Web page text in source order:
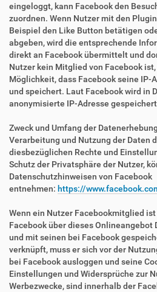
eingeloggt, kann Facebook den
zuordnen. Wenn Nutzer mit den
Beispiel den Like Button betätigen
abgeben, wird die entsprechende
direkt an Facebook übermittelt und
Nutzer kein Mitglied von Facebook
Möglichkeit, dass Facebook seine IP-
und speichert. Laut Facebook wird in
anonymisierte IP-Adresse
Zweck und Umfang der
Verarbeitung und Nutzung der Daten
diesbezüglichen Rechte und
Schutz der Privatsphäre der Nutzer,
Datenschutzhinweisen von Facebook
entnehmen: https://
Wenn ein Nutzer Facebookmitglied
Facebook über dieses Onlineangebot
und mit seinen bei Facebook
verknüpft, muss er sich vor der
bei Facebook ausloggen und seine
Einstellungen und Widersprüche zur
Werbezwecke, sind innerhalb der